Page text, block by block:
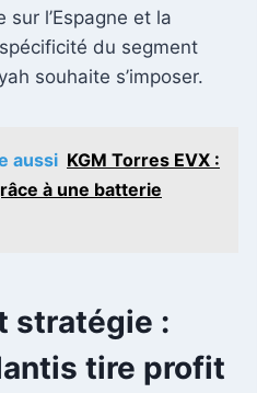
l’Espagne et la
du segment
souhaite s’imposer.
aussi KGM Torres EVX :
à une batterie
stratégie :
tire profit